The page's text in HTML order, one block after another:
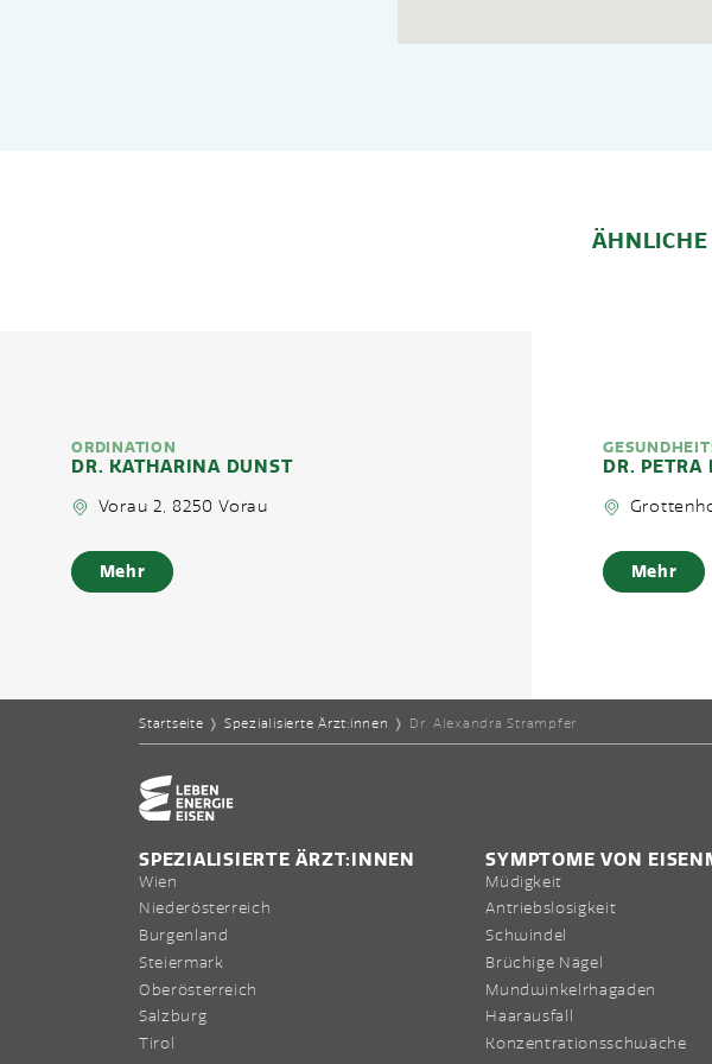
ORDINATION
DR. KATHARINA DUNST
Vorau 2, 8250 Vorau
Mehr
DR. PETRA
Mehr
Startseite ❭ Spezialisierte Ärzt:innen ❭ Dr. Alexandra Strampfer
Home-Eisencheck
SPEZIALISIERTE ÄRZT:INNEN
Wien
Niederösterreich
Burgenland
Steiermark
Oberösterreich
Salzburg
Tirol
SYMPTOME VON
Müdigkeit
Antriebslosigkeit
Schwindel
Brüchige Nägel
Mundwinkelrhagaden
Haarausfall
Konzentrationsschwäche